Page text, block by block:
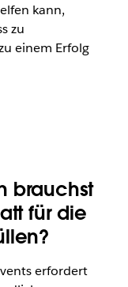
kann,
zu
einem Erfolg
brauchst
für die
erfordert